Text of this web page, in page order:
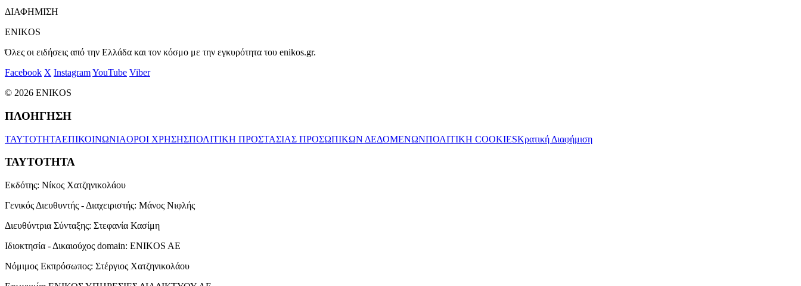
ΔΙΑΦΗΜΙΣΗ
ENIKOS
Όλες οι ειδήσεις από την Ελλάδα και τον κόσμο με την εγκυρότητα του enikos.gr.
Facebook X InstagramYouTube Viber
© 2026 ENIKOS
ΠΛΟΗΓΗΣΗ
ΤΑΥΤΟΤΗΤΑΕΠΙΚΟΙΝΩΝΙΑΟΡΟΙ ΧΡΗΣΗΣΠΟΛΙΤΙΚΗ ΠΡΟΣΤΑΣΙΑΣ ΠΡΟΣΩΠΙΚΩΝ ΔΕΔΟΜΕΝΩΝΠΟΛΙΤΙΚΗ COOKIESΚρατική Διαφήμιση
ΤΑΥΤΟΤΗΤΑ
Εκδότης: Νίκος Χατζηνικολάου
Γενικός Διευθυντής - Διαχειριστής: Μάνος Νιφλής
Διευθύντρια Σύνταξης: Στεφανία Κασίμη
Ιδιοκτησία - Δικαιούχος domain: ENIKOS AE
Νόμιμος Εκπρόσωπος: Στέργιος Χατζηνικολάου